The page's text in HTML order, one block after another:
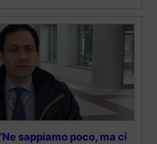
sappiamo poco, ma ci